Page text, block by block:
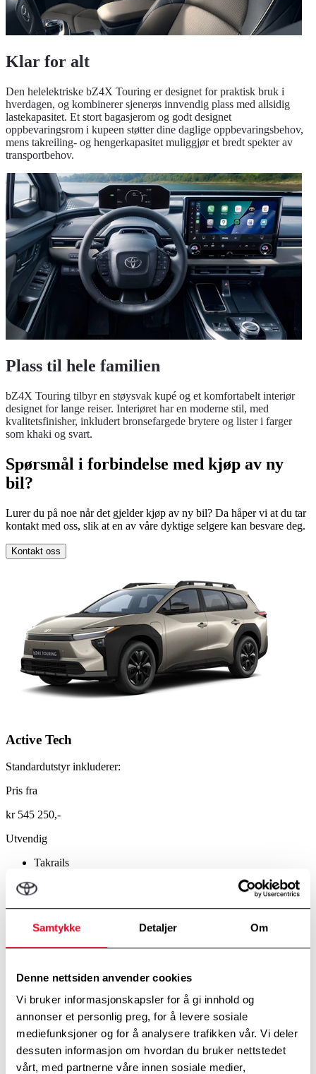
Samtykke Detaljer Om
Denne nettsiden anvender cookies
Vi bruker informasjonskapsler for å gi innhold og
annonser et personlig preg, for å levere sosiale
mediefunksjoner og for å analysere trafikken vår. Vi deler
dessuten informasjon om hvordan du bruker nettstedet
vårt, med partnerne våre innen sosiale medier,
Klar for alt
Den helelektriske bZ4X Touring er designet for praktisk bruk i
hverdagen, og kombinerer sjenerøs innvendig plass med allsidig
lastekapasitet. Et stort bagasjerom og godt designet
oppbevaringsrom i kupeen støtter dine daglige oppbevaringsbehov,
mens takreiling- og hengerkapasitet muliggjør et bredt spekter av
transportbehov.
Plass til hele familien
bZ4X Touring tilbyr en støysvak kupé og et komfortabelt interiør
designet for lange reiser. Interiøret har en moderne stil, med
kvalitetsfinisher, inkludert bronsefargede brytere og lister i farger
som khaki og svart.
Spørsmål i forbindelse med kjøp av ny
bil?
Lurer du på noe når det gjelder kjøp av ny bil? Da håper vi at du tar
kontakt med oss, slik at en av våre dyktige selgere kan besvare deg.
Kontakt oss
Active Tech
Standardutstyr inkluderer:
Pris fra
kr 545 250,-
Utvendig
Takrails
235/60-18 dekk
LED adaptive frontlys (AHS)
Varmetråder i frontrute
Smart entry
LED alle utvendige lamper
Toyota Safety Sense 3 +3
Kollisjonsvern med autobrems (PCS)
Adaptiv fartsholder (DRCC)
Filsentrering (LTA)
Tretthetskamera fører (DMC)
Blindsonevarsling (BSM)